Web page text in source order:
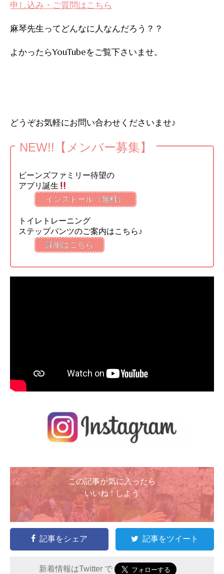
申し込み・ご質問はこちら
麻琴先生ってどんなに人なんだろう？？
よかったらYouTubeをご覧下さいませ。
どうぞお気軽にお問い合わせくださいませ♪
NEW!!【メンバー募集】
ビーンズファミリー待望の
アプリ誕生
インストール（無料）
トイレトレーニング
ステップパンツのご案内はこちら♪
詳細はこちら
この記事が気に入ったら
いいね ! しよう
記事をシェア 記事をツイート
新着情報はTwitter で